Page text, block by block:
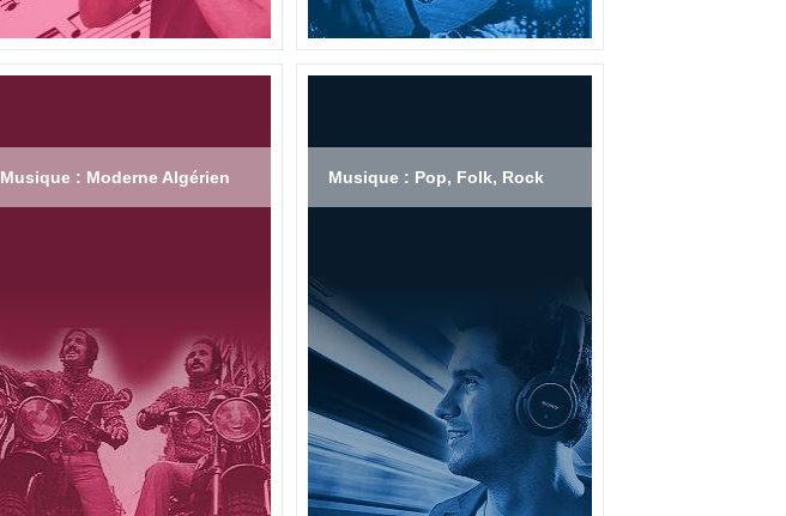
Musique : Moderne Algérien Musique : Pop, Folk, Rock